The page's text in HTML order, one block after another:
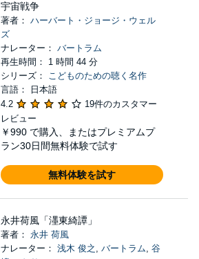
宇宙戦争
著者： ハーバート・ジョージ・ウェル
ズ
ナレーター： バートラム
再生時間： 1 時間 44 分
シリーズ： こどものための聴く名作
言語： 日本語
4.2
19件のカスタマー
レビュー
￥990 で購入、またはプレミアムプ
ラン30日間無料体験で試す
無料体験を試す
永井荷風「濹東綺譚」
著者： 永井 荷風
ナレーター： 浅木 俊之 , バートラム, 谷